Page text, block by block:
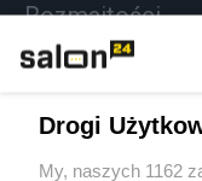
Rozmaitości
Sport
Drogi
My, naszych 1162